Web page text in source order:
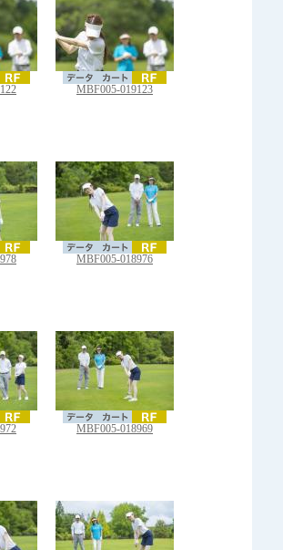
MBF005-019123
MBF005-018976
MBF005-018969